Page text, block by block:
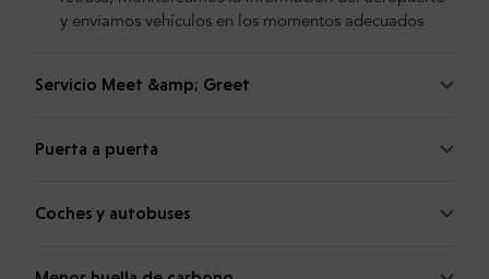
y enviamos vehículos en los momentos adecuados
Servicio Meet &amp; Greet
Puerta a puerta
Coches y autobuses